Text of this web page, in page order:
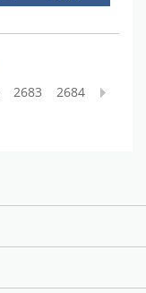
2683 2684